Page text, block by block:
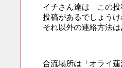
イチさん達は この投
投稿があるでしょうけ
それ以外の連絡方法は
合流場所は「オライ蓮